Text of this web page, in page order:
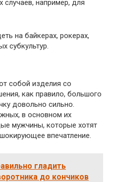
например, для
на байкерах, рокерах,
субкультур.
собой изделия со
как правило, большого
довольно сильно.
в основном их
мужчины, которые хотят
впечатление.
гладить
до кончиков